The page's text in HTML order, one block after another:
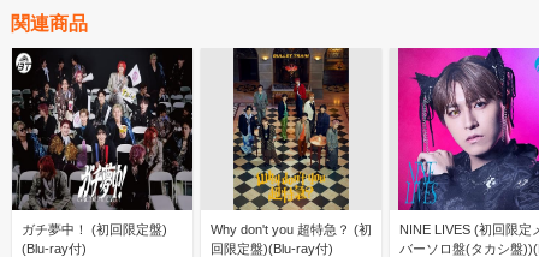
関連商品
ガチ夢中！ (初回限定盤)
(Blu-ray付)
Why don't you 超特急？ (初
回限定盤)(Blu-ray付)
NINE LIVES (初回限定
バーソロ盤(タカシ盤